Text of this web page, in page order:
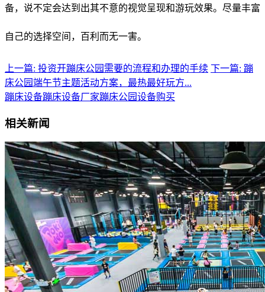
备，说不定会达到出其不意的视觉呈现和游玩效果。尽量丰富
自己的选择空间，百利而无一害。
上一篇: 投资开蹦床公园需要的流程和办理的手续 下一篇: 蹦
床公园端午节主题活动方案，最热最好玩方...
蹦床设备蹦床设备厂家蹦床公园设备购买
相关新闻